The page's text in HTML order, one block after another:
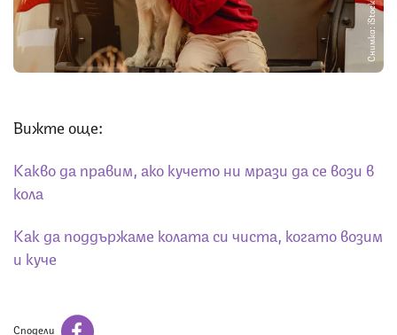
Снимка: iStock
Вижте още:
Какво да правим, ако кучето ни мрази да се вози в
кола
Как да поддържаме колата си чиста, когато возим
и куче
Сподели